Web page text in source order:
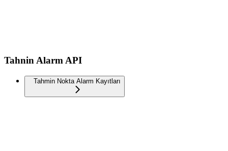
Tahnin Alarm API
Tahmin Nokta Alarm Kayıtları